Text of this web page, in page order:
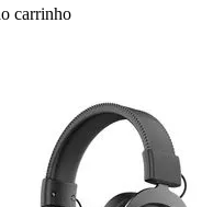
carrinho